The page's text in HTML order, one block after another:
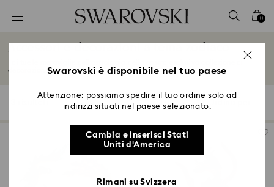
Accesskeys list
2 - Footer
4 - Search results
0
Accessori e decorazioni a tema zodiaco
decorazioni...Leggi tutto
Filtri
Ordina
Swarovski è disponibile nel tuo paese
Attenzione: possiamo spedire il tuo ordine solo ad
indirizzi situati nel paese selezionato.
Cambia e inserisci Stati
Uniti d'America
Rimani su Svizzera